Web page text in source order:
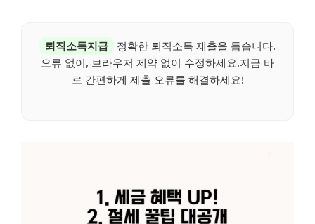
퇴직소득지급
정확한 퇴직소득 제출을 돕습니다.
오류 없이, 브라우저 제약 없이 수정하세요.지금 바
로 간편하게 제출 오류를 해결하세요!